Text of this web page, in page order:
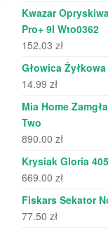
Kwazar
Pro+ 9l Wto0362
152.03 zł
Głowica
14.99 zł
Mia Home
Two
890.00 zł
Krysiak Gloria
669.00 zł
Fiskars Sekator
77.50 zł